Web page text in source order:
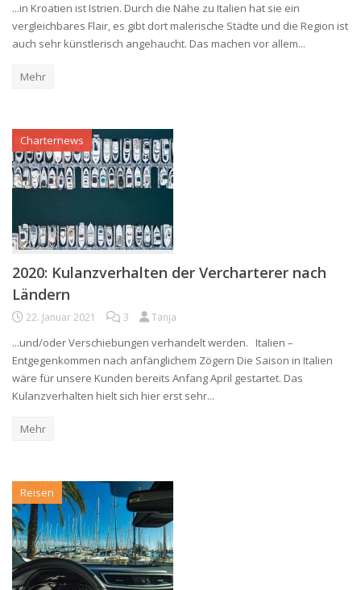
...in Kroatien ist Istrien. Durch die Nähe zu Italien hat sie ein
vergleichbares Flair, es gibt dort malerische Städte und die Region ist
auch sehr künstlerisch angehaucht. Das machen vor allem...
Mehr
Charternews
2020: Kulanzverhalten der Vercharterer nach
Ländern
22. Januar 2021 3 Tanja
...und/oder Verschiebungen verhandelt werden. Italien –
Entgegenkommen nach anfänglichem Zögern Die Saison in Italien
wäre für unsere Kunden bereits Anfang April gestartet. Das
Kulanzverhalten hielt sich hier erst sehr...
Mehr
Reisen